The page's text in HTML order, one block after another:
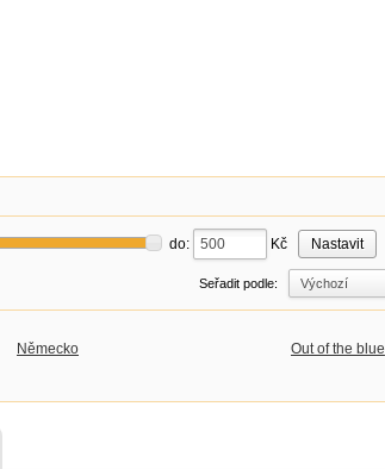
do: Kč
Seřadit podle:
Německo
Out of the blue